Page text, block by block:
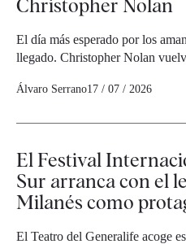
Christopher Nolan
El día más esperado por los
llegado. Christopher Nolan
Álvaro Serrano17 / 07 / 2026
El Festival
Sur arranca con el
Milanés como
El Teatro del Generalife acoge